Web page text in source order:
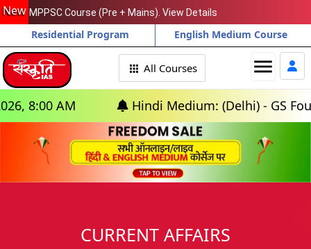
New MPPSC Course (Pre + Mains). View Details
Residential Program English Medium Course
menu
All Courses
Hindi Medium: (Delhi) - GS Foundation
CURRENT AFFAIRS